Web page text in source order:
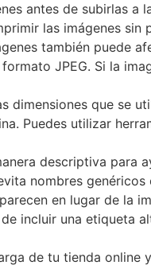
antes de subirlas a
las imágenes sin
también puede
JPEG. Si la
dimensiones que se
Puedes utilizar
descriptiva para
nombres genéricos
en lugar de la
incluir una etiqueta
de tu tienda online